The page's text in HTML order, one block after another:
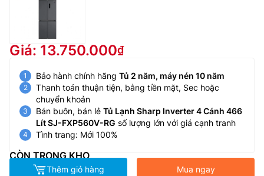
Giá: 13.750.000
Bảo hành chính hãng Tủ 2 năm, máy nén 10 năm
Thanh toán thuận tiện, bằng tiền mặt, Sec hoặc
chuyển khoản
Bán buôn, bán lẻ Tủ Lạnh Sharp Inverter 4 Cánh 466
Lít SJ-FXP560V-RG số lượng lớn với giá cạnh tranh
Tình trang: Mới 100%
CÒN TRONG KHO
Thêm giỏ hàng Mua ngay